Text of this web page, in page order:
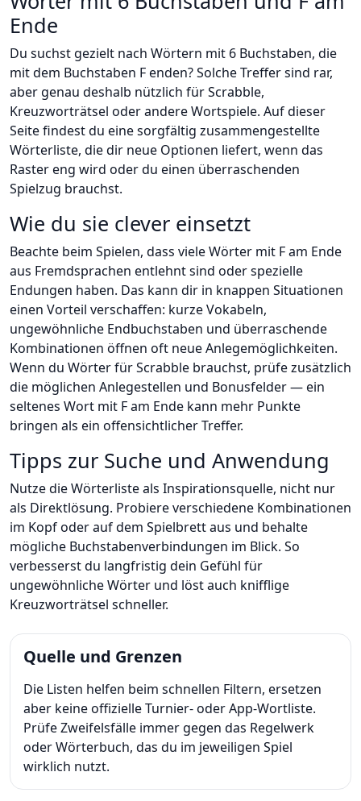
Ende
Du suchst gezielt nach Wörtern mit 6 Buchstaben, die
mit dem Buchstaben F enden? Solche Treffer sind rar,
aber genau deshalb nützlich für Scrabble,
Kreuzworträtsel oder andere Wortspiele. Auf dieser
Seite findest du eine sorgfältig zusammengestellte
Wörterliste, die dir neue Optionen liefert, wenn das
Raster eng wird oder du einen überraschenden
Spielzug brauchst.
Wie du sie clever einsetzt
Beachte beim Spielen, dass viele Wörter mit F am Ende
aus Fremdsprachen entlehnt sind oder spezielle
Endungen haben. Das kann dir in knappen Situationen
einen Vorteil verschaffen: kurze Vokabeln,
ungewöhnliche Endbuchstaben und überraschende
Kombinationen öffnen oft neue Anlegemöglichkeiten.
Wenn du Wörter für Scrabble brauchst, prüfe zusätzlich
die möglichen Anlegestellen und Bonusfelder — ein
seltenes Wort mit F am Ende kann mehr Punkte
bringen als ein offensichtlicher Treffer.
Tipps zur Suche und Anwendung
Nutze die Wörterliste als Inspirationsquelle, nicht nur
als Direktlösung. Probiere verschiedene Kombinationen
im Kopf oder auf dem Spielbrett aus und behalte
mögliche Buchstabenverbindungen im Blick. So
verbesserst du langfristig dein Gefühl für
ungewöhnliche Wörter und löst auch knifflige
Kreuzworträtsel schneller.
Quelle und Grenzen
Die Listen helfen beim schnellen Filtern, ersetzen
aber keine offizielle Turnier- oder App-Wortliste.
Prüfe Zweifelsfälle immer gegen das Regelwerk
oder Wörterbuch, das du im jeweiligen Spiel
wirklich nutzt.